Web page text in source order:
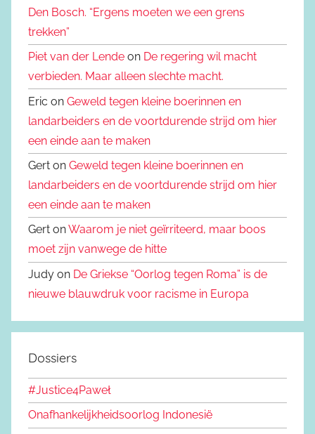
Den Bosch. “Ergens moeten we een grens
trekken”
Piet van der Lende on De regering wil macht
verbieden. Maar alleen slechte macht.
Eric on Geweld tegen kleine boerinnen en
landarbeiders en de voortdurende strijd om hier
een einde aan te maken
Gert on Geweld tegen kleine boerinnen en
landarbeiders en de voortdurende strijd om hier
een einde aan te maken
Gert onWaarom je niet geïrriteerd, maar boos
moet zijn vanwege de hitte
Judy on De Griekse “Oorlog tegen Roma” is de
nieuwe blauwdruk voor racisme in Europa
Dossiers
#Justice4Paweł
Onafhankelijkheidsoorlog Indonesië